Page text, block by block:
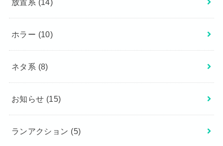
放置系 (14)
ホラー (10)
ネタ系 (8)
お知らせ (15)
ランアクション (5)